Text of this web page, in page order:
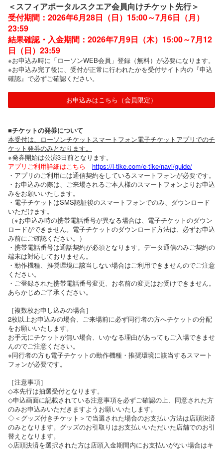
＜スフィアポータルスクエア会員向けチケット先行＞
受付期間：2026年6月28日（日）15:00～7月6日（月）
23:59
結果確認・入金期間：2026年7月9日（木）15:00～7月12
日（日）23:59
※お申込み時に「ローソンWEB会員」登録（無料）が必要になります。
※お申込み完了後に、受付が正常に行われたかを受付サイト内の『申込
確認』で必ずご確認ください。
お申込みはこちら（会員限定）
■チケットの発券について
本受付は、ローソンチケットスマートフォン電子チケットアプリでのチ
ケット発券のみとなります。
※発券開始は公演3日前となります。
アプリご利用詳細はこちら
https://l-tike.com/e-tike/navi/guide/
・アプリのご利用には通信契約をしているスマートフォンが必要です。
・お申込みの際は、ご来場されるご本人様のスマートフォンよりお申込
みをお願いいたします。
・電子チケットはSMS認証後のスマートフォンでのみ、ダウンロード
いただけます。
（※お申込み時の携帯電話番号が異なる場合は、電子チケットのダウン
ロードができません。電子チケットのダウンロード方法は、必ずお申込
み前にご確認ください。）
・携帯電話番号は通話契約が必須となります。データ通信のみご契約の
端末は対応しておりません。
・動作機種、推奨環境に該当しない場合はご利用できませんのでご注意
ください。
・ご登録された携帯電話番号変更、お名前の変更はお受けできません。
あらかじめご了承ください。
［複数枚お申し込みの場合］
2枚以上お申込みの場合、ご来場前に必ず同行者の方へチケットの分配
をお願いいたします。
お手元にチケットが無い場合、いかなる理由があってもご入場できませ
んのでご注意ください。
※同行者の方も電子チケットの動作機種・推奨環境に該当するスマート
フォンが必要です。
［注意事項］
◇本先行は抽選受付となります。
◇申込画面に記載されている注意事項を必ずご確認の上、同意された方
のみお申込みいただきますようお願いいたします。
◇＜グッズ付きチケット＞で当選された場合のお支払い方法は店頭決済
のみとなります。グッズのお引取りはお支払いいただいた店舗でのお引
替えとなります。
◇店頭決済を選択された方は店頭入金期間内にお支払いがない場合はキ